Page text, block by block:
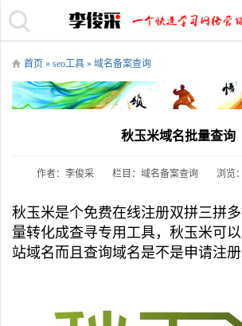
首页 » seo工具 » 域名备案查询
秋玉米域名批量查询
作者：李俊采 栏目： 域名备案查询 浏览
秋玉米是个免费在线注册双拼三拼
量转化成查寻专用工具，秋玉米可
站域名而且查询域名是不是申请注册